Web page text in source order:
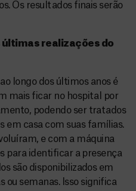
Os resultados finais serão
últimas realizações do
longo dos últimos anos é
mais ficar no hospital por
podendo ser tratados
em casa com suas famílias.
e com a máquina
para identificar a presença
são disponibilizados em
ou semanas. Isso significa